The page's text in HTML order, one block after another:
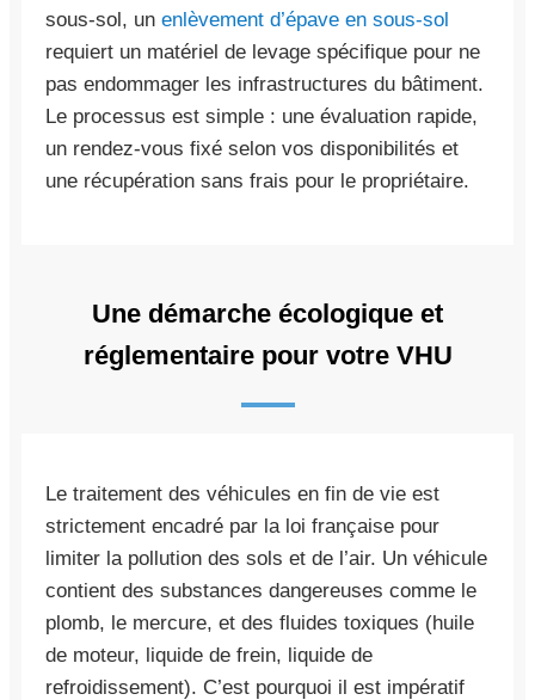
sous-sol, un enlèvement d’épave en sous-sol
requiert un matériel de levage spécifique pour ne
pas endommager les infrastructures du bâtiment.
Le processus est simple : une évaluation rapide,
un rendez-vous fixé selon vos disponibilités et
une récupération sans frais pour le propriétaire.
Une démarche écologique et
réglementaire pour votre VHU
Le traitement des véhicules en fin de vie est
strictement encadré par la loi française pour
limiter la pollution des sols et de l’air. Un véhicule
contient des substances dangereuses comme le
plomb, le mercure, et des fluides toxiques (huile
de moteur, liquide de frein, liquide de
refroidissement). C’est pourquoi il est impératif